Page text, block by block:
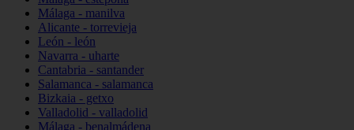
Málaga - manilva
Alicante - torrevieja
León - león
Navarra - uharte
Cantabria - santander
Salamanca - salamanca
Bizkaia - getxo
Valladolid - valladolid
Málaga - benalmádena